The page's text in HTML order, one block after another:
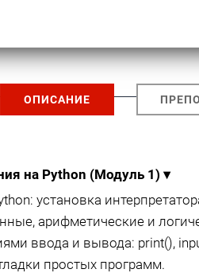
ОПИСАНИЕ
на Python (Модуль 1) ▾
установка
арифметические и
ввода и вывода: print(),
простых программ.